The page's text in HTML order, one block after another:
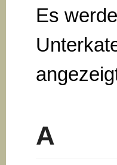
Es
A